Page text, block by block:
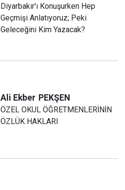
Diyarbakır'ı Konuşurken Hep
Geçmişi Anlatıyoruz; Peki
Geleceğini Kim Yazacak?
Ali Ekber PEKŞEN
ÖZEL OKUL ÖĞRETMENLERİNİN
ÖZLÜK HAKLARI